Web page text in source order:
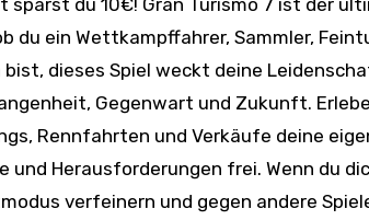
du 10€! Gran Turismo 7 ist der
du ein Wettkampffahrer, Sammler,
dieses Spiel weckt deine
Gegenwart und Zukunft.
Rennfahrten und Verkäufe deine
Herausforderungen frei. Wenn du
verfeinern und gegen andere